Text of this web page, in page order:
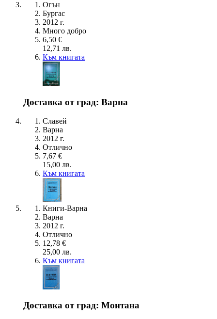
Огън
Бургас
2012 г.
Много добро
6,50 €
12,71 лв.
Към книгата
Доставка от град: Варна
Славей
Варна
2012 г.
Отлично
7,67 €
15,00 лв.
Към книгата
Книги-Варна
Варна
2012 г.
Отлично
12,78 €
25,00 лв.
Към книгата
Доставка от град: Монтана